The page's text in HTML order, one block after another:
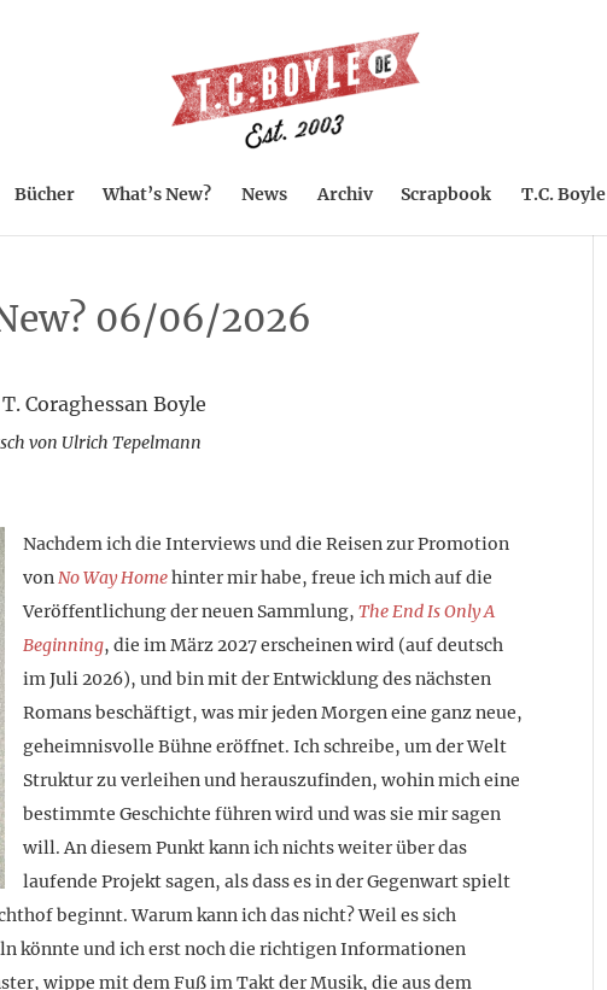
Bücher What’s New? News Archiv Scrapbook T.C. Boyle
06/06/2026
Coraghessan Boyle
von Ulrich Tepelmann
Nachdem ich die Interviews und die Reisen zur Promotion
vonNo Way Homehinter mir habe, freue ich mich auf die
Veröffentlichung der neuen Sammlung, The End Is Only A
Beginning, die im März 2027 erscheinen wird (auf deutsch
im Juli 2026), und bin mit der Entwicklung des nächsten
Romans beschäftigt, was mir jeden Morgen eine ganz neue,
geheimnisvolle Bühne eröffnet. Ich schreibe, um der Welt
Struktur zu verleihen und herauszufinden, wohin mich eine
bestimmte Geschichte führen wird und was sie mir sagen
will. An diesem Punkt kann ich nichts weiter über das
laufende Projekt sagen, als dass es in der Gegenwart spielt
beginnt. Warum kann ich das nicht? Weil es sich
könnte und ich erst noch die richtigen Informationen
wippe mit dem Fuß im Takt der Musik, die aus dem